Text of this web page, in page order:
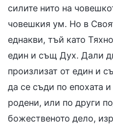
силите нито на
човешкия ум. Но в
еднакви, тъй като
един и същ Дух. Дали
произлизат от един и
да се съди по епохата
родени, или по други
божественото дело,